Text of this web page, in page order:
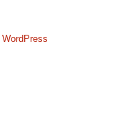
WordPress